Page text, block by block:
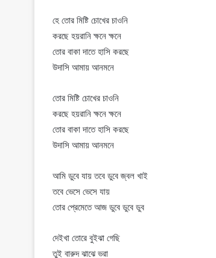
হে তোর মিষ্টি চোখের চাওনি
করছে হয়রানি ক্ষনে ক্ষনে
তোর বাকা দাতে হাসি করছে
উদাসি আমায় আনমনে
তোর মিষ্টি চোখের চাওনি
করছে হয়রানি ক্ষনে ক্ষনে
তোর বাকা দাতে হাসি করছে
উদাসি আমায় আনমনে
আমি ডুবে যায় তবে ডুবে জ্বল খাই
তবে ভেসে ভেসে যায়
তোর প্রেমেতে আজ ডুবে ডুবে ডুব
দেইখা তোরে বুইঝা গেছি
তুই বারুদ ঝাঝে ভরা